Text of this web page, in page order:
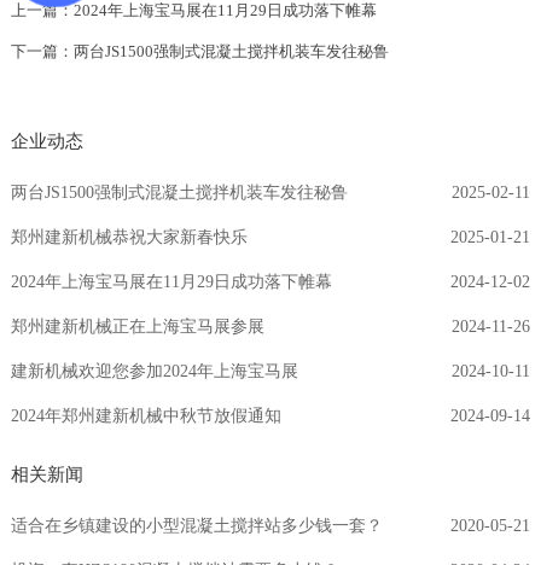
上一篇：2024年上海宝马展在11月29日成功落下帷幕
下一篇：两台JS1500强制式混凝土搅拌机装车发往秘鲁
企业动态
两台JS1500强制式混凝土搅拌机装车发往秘鲁 2025-02-11
郑州建新机械恭祝大家新春快乐 2025-01-21
2024年上海宝马展在11月29日成功落下帷幕 2024-12-02
郑州建新机械正在上海宝马展参展 2024-11-26
建新机械欢迎您参加2024年上海宝马展 2024-10-11
2024年郑州建新机械中秋节放假通知 2024-09-14
相关新闻
适合在乡镇建设的小型混凝土搅拌站多少钱一套？ 2020-05-21